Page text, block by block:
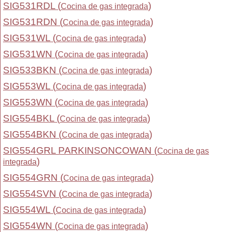
SIG531RDL (Cocina de gas integrada)
SIG531RDN (Cocina de gas integrada)
SIG531WL (Cocina de gas integrada)
SIG531WN (Cocina de gas integrada)
SIG533BKN (Cocina de gas integrada)
SIG553WL (Cocina de gas integrada)
SIG553WN (Cocina de gas integrada)
SIG554BKL (Cocina de gas integrada)
SIG554BKN (Cocina de gas integrada)
SIG554GRL PARKINSONCOWAN (Cocina de gas
integrada)
SIG554GRN (Cocina de gas integrada)
SIG554SVN (Cocina de gas integrada)
SIG554WL (Cocina de gas integrada)
SIG554WN (Cocina de gas integrada)